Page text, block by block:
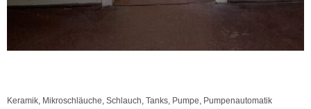
Keramik, Mikroschläuche, Schlauch, Tanks, Pumpe, Pumpenautomatik